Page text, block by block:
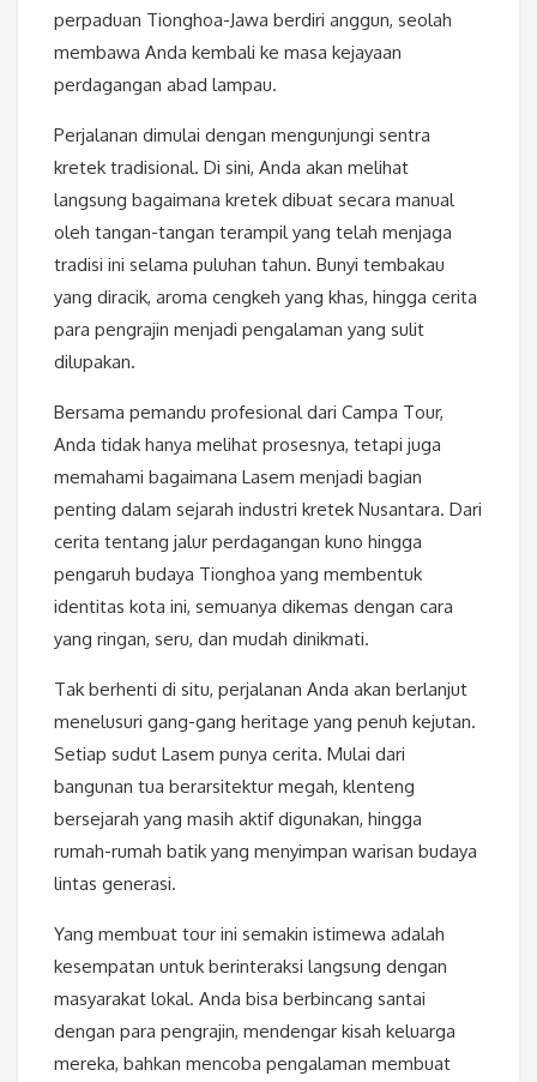
perpaduan Tionghoa-Jawa berdiri anggun, seolah
membawa Anda kembali ke masa kejayaan
perdagangan abad lampau.
Perjalanan dimulai dengan mengunjungi sentra
kretek tradisional. Di sini, Anda akan melihat
langsung bagaimana kretek dibuat secara manual
oleh tangan-tangan terampil yang telah menjaga
tradisi ini selama puluhan tahun. Bunyi tembakau
yang diracik, aroma cengkeh yang khas, hingga cerita
para pengrajin menjadi pengalaman yang sulit
dilupakan.
Bersama pemandu profesional dari Campa Tour,
Anda tidak hanya melihat prosesnya, tetapi juga
memahami bagaimana Lasem menjadi bagian
penting dalam sejarah industri kretek Nusantara. Dari
cerita tentang jalur perdagangan kuno hingga
pengaruh budaya Tionghoa yang membentuk
identitas kota ini, semuanya dikemas dengan cara
yang ringan, seru, dan mudah dinikmati.
Tak berhenti di situ, perjalanan Anda akan berlanjut
menelusuri gang-gang heritage yang penuh kejutan.
Setiap sudut Lasem punya cerita. Mulai dari
bangunan tua berarsitektur megah, klenteng
bersejarah yang masih aktif digunakan, hingga
rumah-rumah batik yang menyimpan warisan budaya
lintas generasi.
Yang membuat tour ini semakin istimewa adalah
kesempatan untuk berinteraksi langsung dengan
masyarakat lokal. Anda bisa berbincang santai
dengan para pengrajin, mendengar kisah keluarga
mereka, bahkan mencoba pengalaman membuat